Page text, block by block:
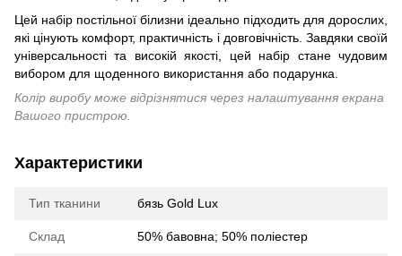
Цей набір постільної білизни ідеально підходить для дорослих,
які цінують комфорт, практичність і довговічність. Завдяки своїй
універсальності та високій якості, цей набір стане чудовим
вибором для щоденного використання або подарунка.
Колір виробу може відрізнятися через налаштування екрана
Вашого пристрою.
Характеристики
Тип тканини бязь Gold Lux
Склад 50% бавовна; 50% поліестер